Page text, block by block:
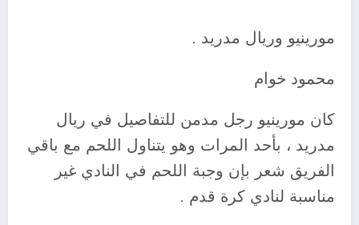
مورينيو وريال مدريد .
محمود خوام
كان مورينيو رجل مدمن للتفاصيل في ريال
مدريد ، بأحد المرات وهو يتناول اللحم مع باقي
الفريق شعر بإن وجبة اللحم في النادي غير
مناسبة لنادي كرة قدم .